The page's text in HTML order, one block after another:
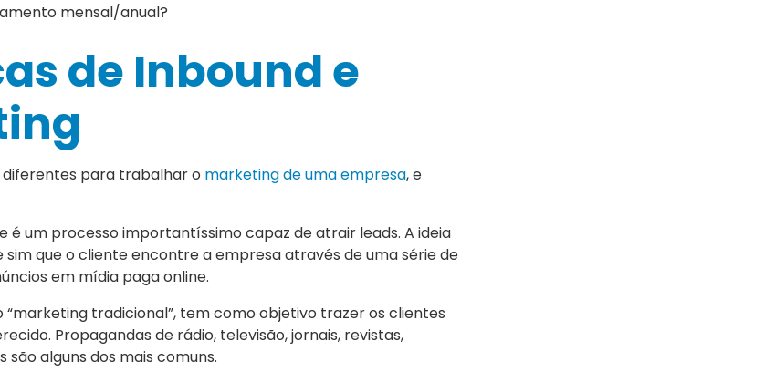
mensal/anual?
de Inbound e
diferentes para trabalhar o marketing de uma empresa, e
é um processo importantíssimo capaz de atrair leads. A ideia
que o cliente encontre a empresa através de uma série de
em mídia paga online.
tradicional”, tem como objetivo trazer os clientes
Propagandas de rádio, televisão, jornais, revistas,
alguns dos mais comuns.